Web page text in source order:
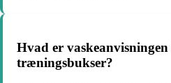
Hvad er vaskeanvisningen
træningsbukser?